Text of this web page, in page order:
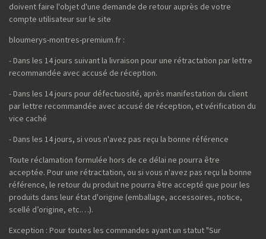
doivent faire l'objet d'une demande de retour auprès de votre
compte utilisateur sur le site
bloumerys-montres-premium.fr :
- Dans les 14 jours suivant la livraison pour une rétractation par lettre
recommandée avec accusé de réception.
- Dans les 14 jours pour défectuosité, après manifestation du client
par lettre recommandée avec accusé de réception, et vérification du
vice caché
- Dans les 14 jours, si vous n'avez pas reçu la bonne référence
Toute réclamation formulée hors de ce délai ne pourra être
acceptée. Pour une rétractation, ou si vous n'avez pas reçu la bonne
référence, le retour du produit ne pourra être accepté que pour les
produits dans leur état d'origine (emballage, accessoires, notice,
scellé d’origine, etc.…).
Exception : Pour toutes les commandes ayant un statut "Sur